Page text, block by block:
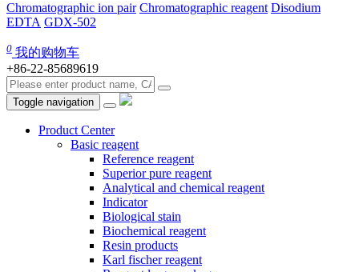
Chromatographic ion pair Chromatographic reagent Disodium
EDTA GDX-502
0 我的购物车
+86-22-85689619
Toggle navigation
Product Center
Basic reagent
Reference reagent
Superior pure reagent
Analytical and chemical reagent
Indicator
Biological stain
Biochemical reagent
Resin products
Karl fischer reagent